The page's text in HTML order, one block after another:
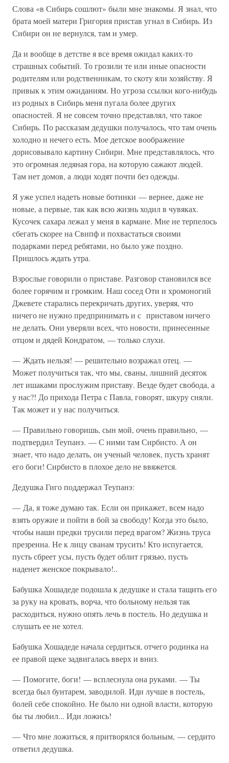
Слова «в Сибирь сошлют» были мне знакомы. Я знал, что
брата моей матери Григория пристав угнал в Сибирь. Из
Сибири он не вернулся, там и умер.
Да и вообще в детстве я все время ожидал каких-то
страшных событий. То грозили те или иные опасности
родителям или родственникам, то скоту яли хозяйству. Я
привык к этим ожиданиям. Но угроза ссылки кого-нибудь
из родных в Сибирь меня пугала более других
опасностей. Я не совсем точно представлял, что такое
Сибирь. По рассказам дедушки получалось, что там очень
холодно и нечего есть. Мое детское воображение
дорисовывало картину Сибири. Мне представлялось, что
это огромная ледяная гора, на которую сажают людей.
Там нет домов, а люди ходят почти без одежды.
Я уже успел надеть новые ботинки — вернее, даже не
новые, а первые, так как всю жизнь ходил в чувяках.
Кусочек сахара лежал у меня в кармане. Мне не терпелось
сбегать скорее на Свипф и похвастаться своими
подарками перед ребятами, но было уже поздно.
Пришлось ждать утра.
Взрослые говорили о приставе. Разговор становился все
более горячим и громким. Наш сосед Оти и хромоногий
Джевете старались перекричать других, уверяя, что
ничего не нужно предпринимать и с приставом ничего
не делать. Они уверяли всех, что новости, принесенные
отцом и дядей Кондратом, — только слухи.
— Ждать нельзя! — решительно возражал отец. —
Может получиться так, что мы, сваны, лишний десяток
лет ишаками прослужим приставу. Везде будет свобода, а
у нас?! До прихода Петра с Павла, говорят, шкуру сняли.
Так может и у нас получиться.
— Правильно говоришь, сын мой, очень правильно, —
подтвердил Теупанэ. — С ними там Сирбисто. А он
знает, что надо делать, он ученый человек, пусть хранят
его боги! Сирбисто в плохое дело не ввяжется.
Дедушка Гиго поддержал Теупанэ:
— Да, я тоже думаю так. Если он прикажет, всем надо
взять оружие и пойти в бой за свободу! Когда это было,
чтобы наши предки трусили перед врагом? Жизнь труса
презренна. Не к лицу сванам трусить! Кто испугается,
пусть сбреет усы, пусть будет облит грязью, пусть
наденет женское покрывало!..
Бабушка Хошадеде подошла к дедушке и стала тащить его
за руку на кровать, ворча, что больному нельзя так
расходиться, нужно опять лечь в постель. Но дедушка и
слушать ее не хотел.
Бабушка Хошадеде начала сердиться, отчего родинка на
ее правой щеке задвигалась вверх и вниз.
— Помогите, боги! — всплеснула она руками. — Ты
всегда был бунтарем, заводилой. Иди лучше в постель,
болей себе спокойно. Не было ни одной власти, которую
бы ты любил... Иди ложись!
— Что мне ложиться, я притворялся больным, — сердито
ответил дедушка.